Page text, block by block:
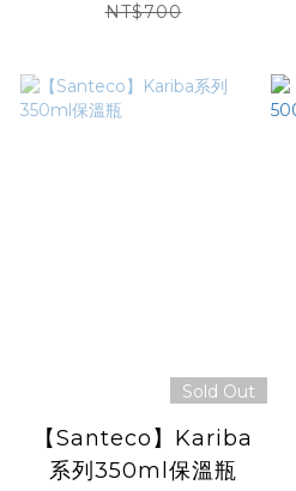
NT$700
Sold Out
【Santeco】Kariba
系列350ml保溫瓶